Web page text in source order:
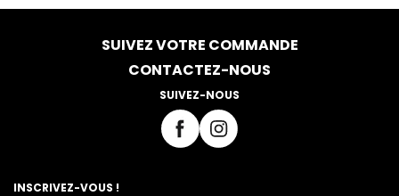
SUIVEZ VOTRE COMMANDE
CONTACTEZ-NOUS
SUIVEZ-NOUS
INSCRIVEZ-VOUS !